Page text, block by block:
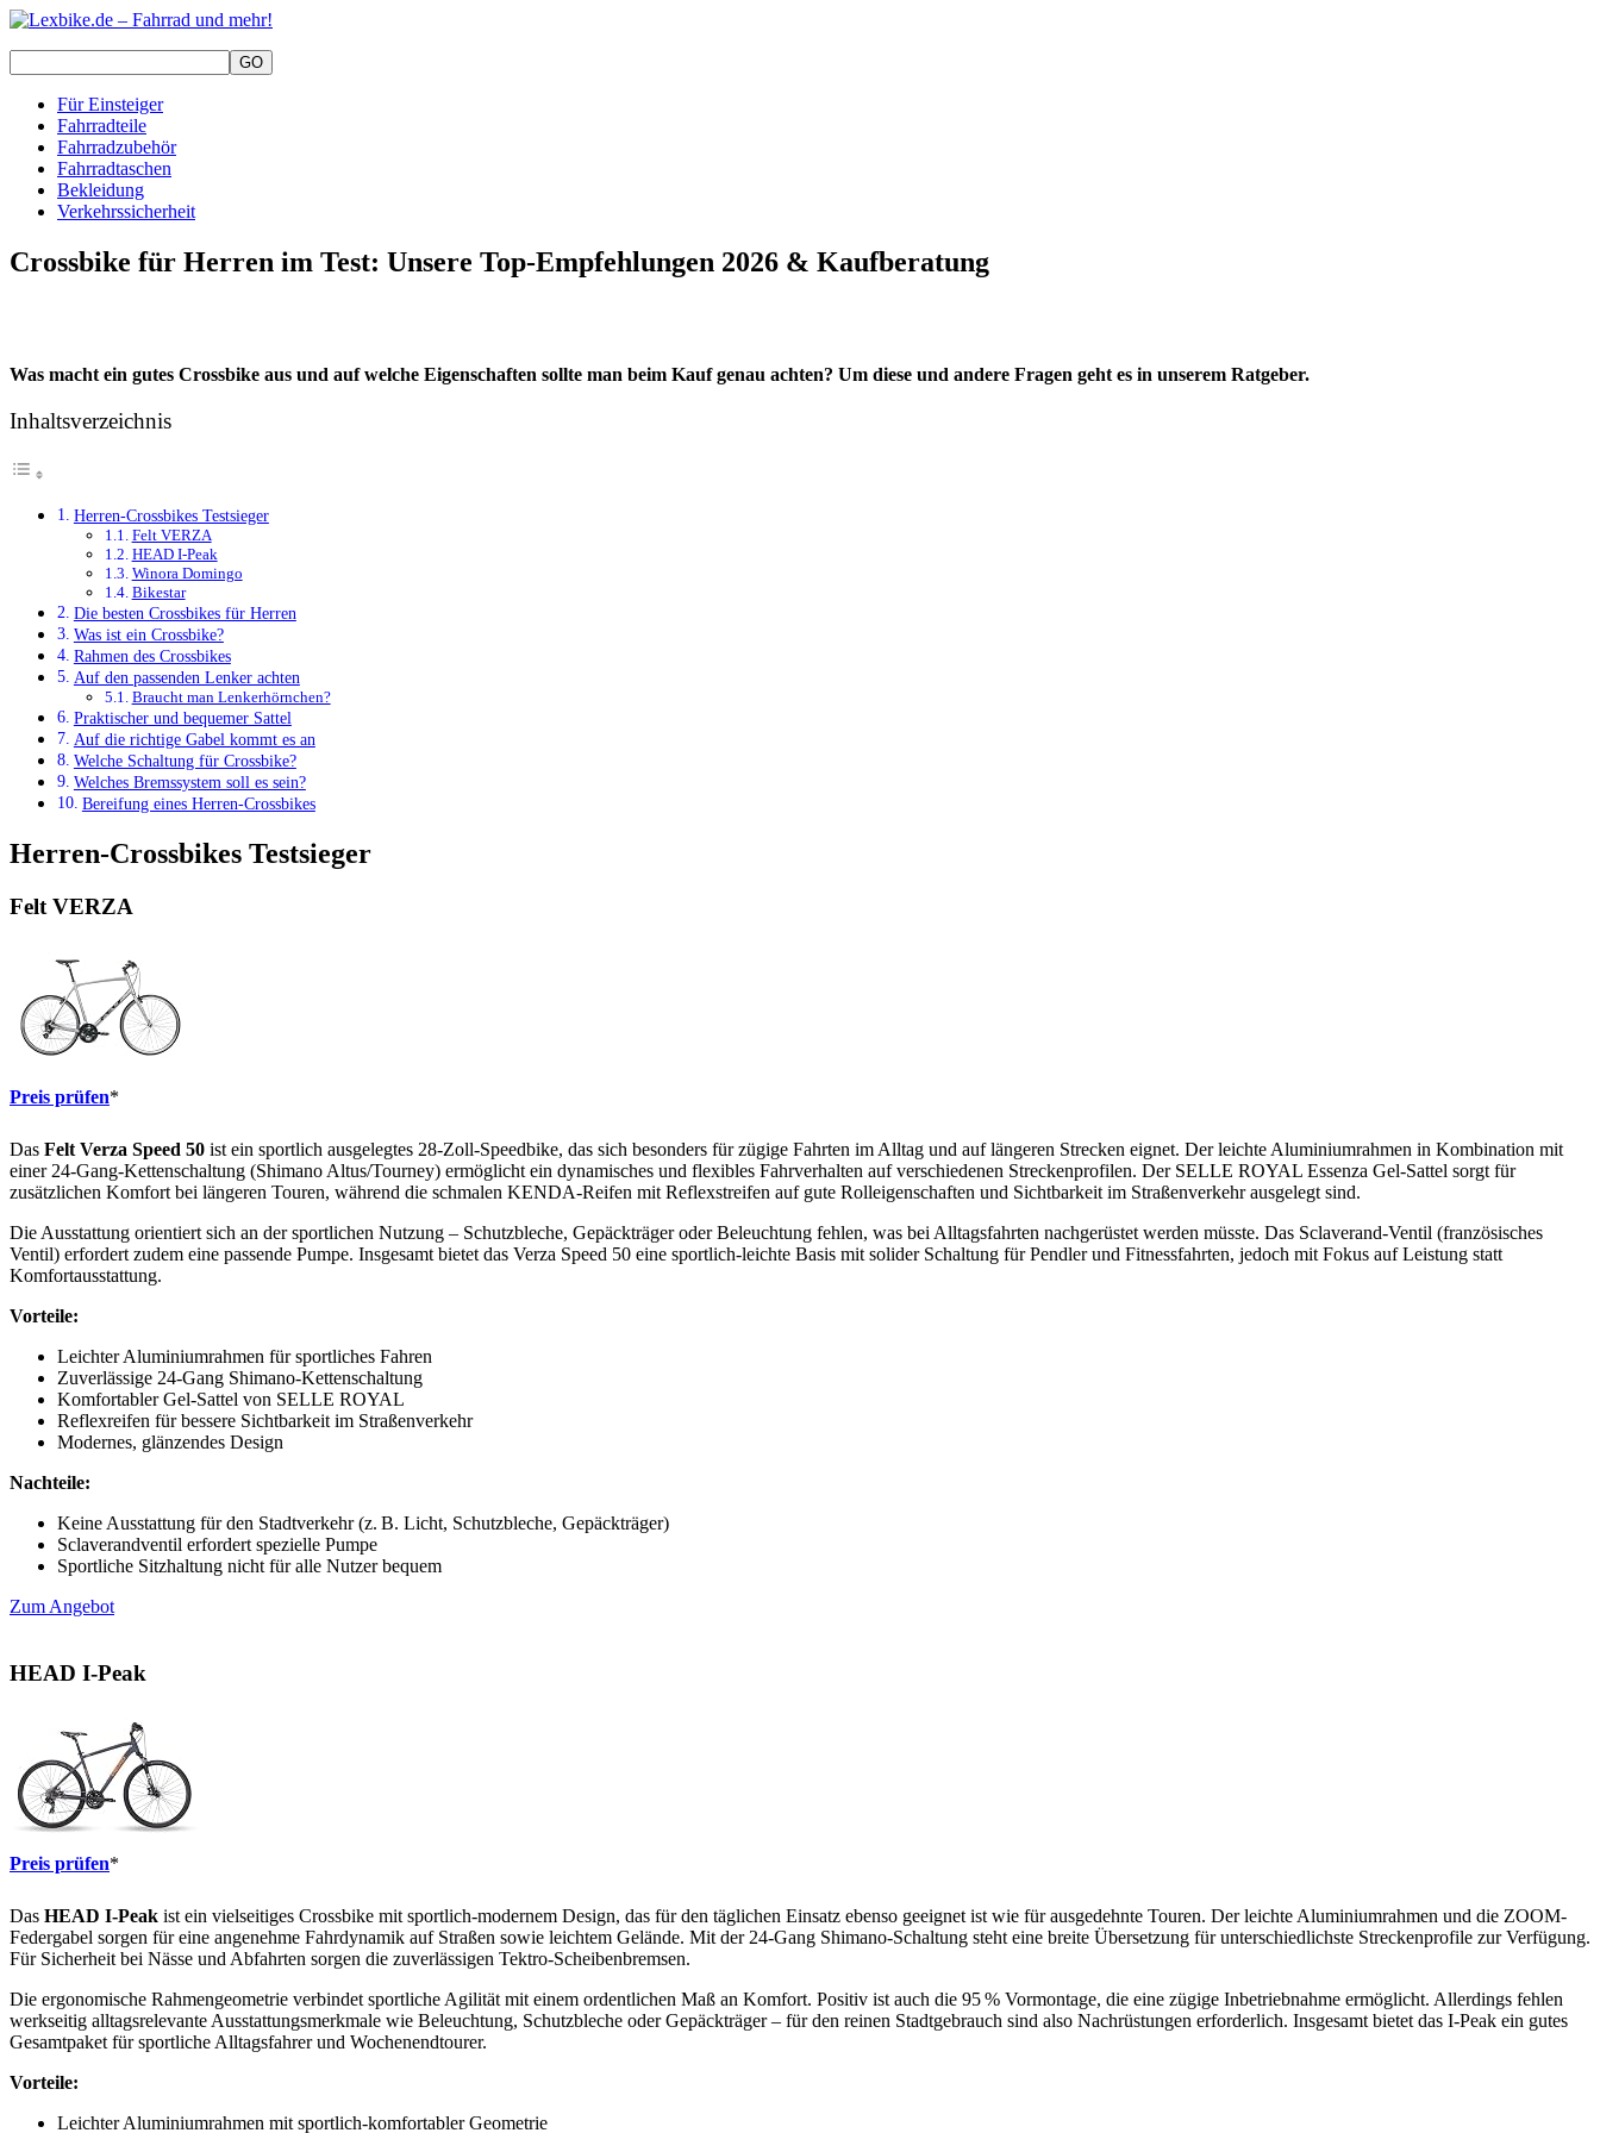
Für Einsteiger
Fahrradteile
Fahrradzubehör
Fahrradtaschen
Bekleidung
Verkehrssicherheit
Crossbike für Herren im Test: Unsere Top-Empfehlungen 2026 & Kaufberatung
Was macht ein gutes Crossbike aus und auf welche Eigenschaften sollte man beim Kauf genau achten? Um diese und andere Fragen geht es in unserem Ratgeber.
Inhaltsverzeichnis
Herren-Crossbikes Testsieger
Felt VERZA
HEAD I-Peak
Winora Domingo
Bikestar
Die besten Crossbikes für Herren
Was ist ein Crossbike?
Rahmen des Crossbikes
Auf den passenden Lenker achten
Braucht man Lenkerhörnchen?
Praktischer und bequemer Sattel
Auf die richtige Gabel kommt es an
Welche Schaltung für Crossbike?
Welches Bremssystem soll es sein?
Bereifung eines Herren-Crossbikes
Herren-Crossbikes Testsieger
Felt VERZA
Preis prüfen*
Das Felt Verza Speed 50 ist ein sportlich ausgelegtes 28-Zoll-Speedbike, das sich besonders für zügige Fahrten im Alltag und auf längeren Strecken eignet. Der leichte Aluminiumrahmen in Kombination mit
einer 24-Gang-Kettenschaltung (Shimano Altus/Tourney) ermöglicht ein dynamisches und flexibles Fahrverhalten auf verschiedenen Streckenprofilen. Der SELLE ROYAL Essenza Gel-Sattel sorgt für
zusätzlichen Komfort bei längeren Touren, während die schmalen KENDA-Reifen mit Reflexstreifen auf gute Rolleigenschaften und Sichtbarkeit im Straßenverkehr ausgelegt sind.
Die Ausstattung orientiert sich an der sportlichen Nutzung – Schutzbleche, Gepäckträger oder Beleuchtung fehlen, was bei Alltagsfahrten nachgerüstet werden müsste. Das Sclaverand-Ventil (französisches
Ventil) erfordert zudem eine passende Pumpe. Insgesamt bietet das Verza Speed 50 eine sportlich-leichte Basis mit solider Schaltung für Pendler und Fitnessfahrten, jedoch mit Fokus auf Leistung statt
Komfortausstattung.
Vorteile:
Leichter Aluminiumrahmen für sportliches Fahren
Zuverlässige 24-Gang Shimano-Kettenschaltung
Komfortabler Gel-Sattel von SELLE ROYAL
Reflexreifen für bessere Sichtbarkeit im Straßenverkehr
Modernes, glänzendes Design
Nachteile:
Keine Ausstattung für den Stadtverkehr (z. B. Licht, Schutzbleche, Gepäckträger)
Sclaverandventil erfordert spezielle Pumpe
Sportliche Sitzhaltung nicht für alle Nutzer bequem
Zum Angebot
HEAD I-Peak
Preis prüfen*
Das HEAD I-Peak ist ein vielseitiges Crossbike mit sportlich-modernem Design, das für den täglichen Einsatz ebenso geeignet ist wie für ausgedehnte Touren. Der leichte Aluminiumrahmen und die ZOOM-
Federgabel sorgen für eine angenehme Fahrdynamik auf Straßen sowie leichtem Gelände. Mit der 24-Gang Shimano-Schaltung steht eine breite Übersetzung für unterschiedlichste Streckenprofile zur Verfügung.
Für Sicherheit bei Nässe und Abfahrten sorgen die zuverlässigen Tektro-Scheibenbremsen.
Die ergonomische Rahmengeometrie verbindet sportliche Agilität mit einem ordentlichen Maß an Komfort. Positiv ist auch die 95 % Vormontage, die eine zügige Inbetriebnahme ermöglicht. Allerdings fehlen
werkseitig alltagsrelevante Ausstattungsmerkmale wie Beleuchtung, Schutzbleche oder Gepäckträger – für den reinen Stadtgebrauch sind also Nachrüstungen erforderlich. Insgesamt bietet das I-Peak ein gutes
Gesamtpaket für sportliche Alltagsfahrer und Wochenendtourer.
Vorteile:
Leichter Aluminiumrahmen mit sportlich-komfortabler Geometrie